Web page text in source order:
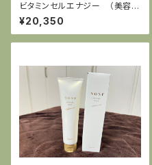
ビタミンセルエナジー （美容液
100ml）
¥20,350